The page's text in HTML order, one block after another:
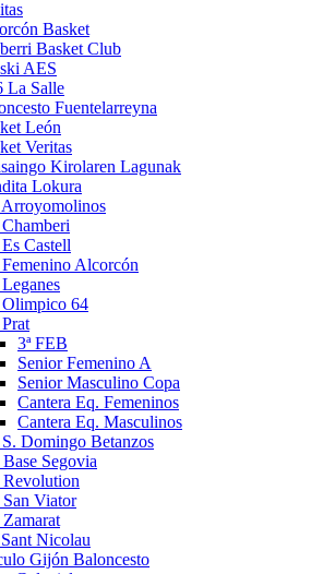
Basket
Basket Club
AES
La Salle
Fuentelarreyna
León
Veritas
Kirolaren Lagunak
Lokura
Castell
Alcorcón
64
3ª FEB
Senior Femenino A
Senior Masculino Copa
Cantera Eq. Femeninos
Cantera Eq. Masculinos
Domingo Betanzos
Segovia
Viator
Nicolau
Gijón Baloncesto